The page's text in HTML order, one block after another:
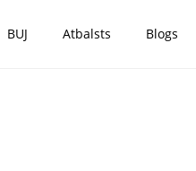
BUJ Atbalsts Blogs